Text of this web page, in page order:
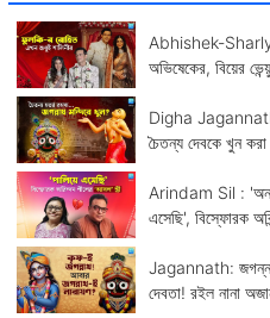
Abhishek-Sharly :
অভিষেকের, বিয়ের
Digha Jagannath
চৈতন্য দেবকে খুন করা
Arindam Sil : 'অন্য
এসেছি', বিস্ফোরক
Jagannath:
দেবতা! রইল নানা